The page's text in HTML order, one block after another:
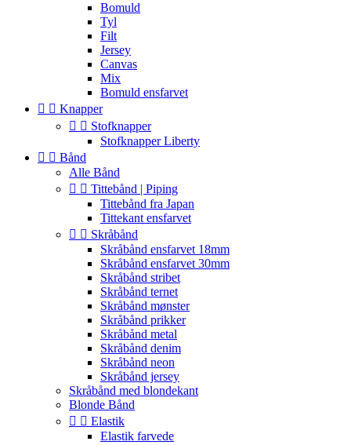
Bomuld
Tyl
Filt
Jersey
Canvas
Mix
Bomuld ensfarvet
  Knapper
  Stofknapper
Stofknapper Liberty
  Bånd
Alle Bånd
  Tittebånd | Piping
Tittebånd fra Japan
Tittekant ensfarvet
  Skråbånd
Skråbånd ensfarvet 18mm
Skråbånd ensfarvet 30mm
Skråbånd stribet
Skråbånd ternet
Skråbånd mønster
Skråbånd prikker
Skråbånd metal
Skråbånd denim
Skråbånd neon
Skråbånd jersey
Skråbånd med blondekant
Blonde Bånd
  Elastik
Elastik farvede